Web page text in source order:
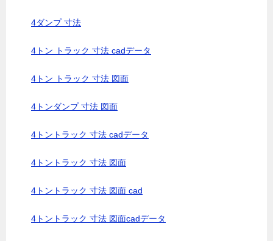
4ダンプ 寸法
4トン トラック 寸法 cadデータ
4トン トラック 寸法 図面
4トンダンプ 寸法 図面
4トントラック 寸法 cadデータ
4トントラック 寸法 図面
4トントラック 寸法 図面 cad
4トントラック 寸法 図面cadデータ